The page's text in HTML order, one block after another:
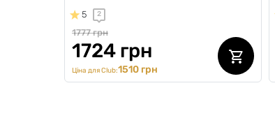
5 2
1777 грн
1724 грн
Ціна для Club:1510 грн